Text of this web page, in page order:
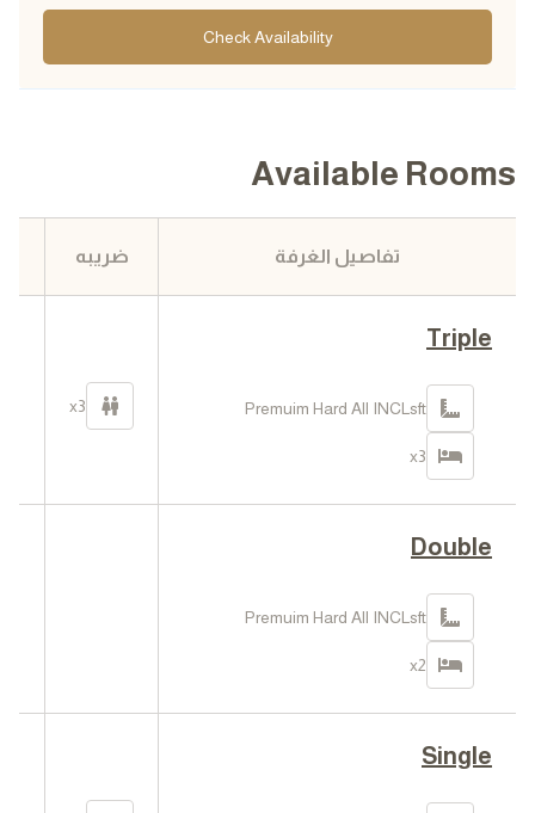
Check Availability
Available Rooms
تفاصيل الغرفة ضريبه
Triple
Premuim Hard All INCLsft
x3
x3
Double
Premuim Hard All INCLsft
x2
Single